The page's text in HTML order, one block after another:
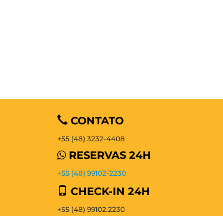
CONTATO
+55 (48) 3232-4408
RESERVAS 24H
+55 (48) 99102-2230
CHECK-IN 24H
+55 (48) 99102.2230